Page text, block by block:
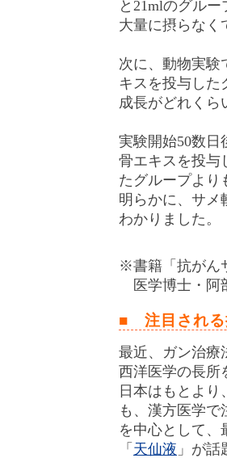
と21mlのグル
大量に摂らなく
次に、動物実験
キスを投与した
成長がどれくら
実験開始50数日
骨エキスを投与
たグループより
明らかに、サメ
わかりました。
※書籍「抗がん
医学博士・阿
■ 注目される
最近、ガン治療
西洋医学の長所
日本はもとよ
も、漢方医学で
を中心として、
「 天仙液 」が